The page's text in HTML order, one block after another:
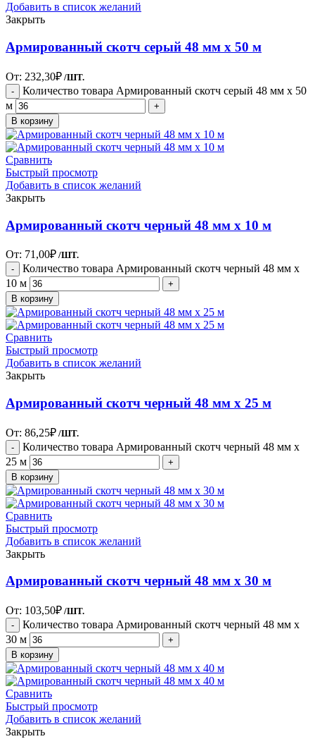
Добавить в список желаний
Закрыть
Армированный скотч серый 48 мм х 50 м
От: 232,30₽ /ШТ.
Количество товара Армированный скотч серый 48 мм х 50
м
В корзину
Сравнить
Быстрый просмотр
Добавить в список желаний
Закрыть
Армированный скотч черный 48 мм х 10 м
От: 71,00₽ /ШТ.
Количество товара Армированный скотч черный 48 мм х
10 м
В корзину
Сравнить
Быстрый просмотр
Добавить в список желаний
Закрыть
Армированный скотч черный 48 мм х 25 м
От: 86,25₽ /ШТ.
Количество товара Армированный скотч черный 48 мм х
25 м
В корзину
Сравнить
Быстрый просмотр
Добавить в список желаний
Закрыть
Армированный скотч черный 48 мм х 30 м
От: 103,50₽ /ШТ.
Количество товара Армированный скотч черный 48 мм х
30 м
В корзину
Сравнить
Быстрый просмотр
Добавить в список желаний
Закрыть